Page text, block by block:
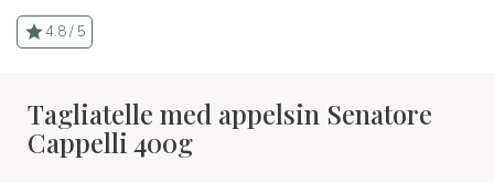
4.8 / 5
Tagliatelle med appelsin Senatore
Cappelli 400g